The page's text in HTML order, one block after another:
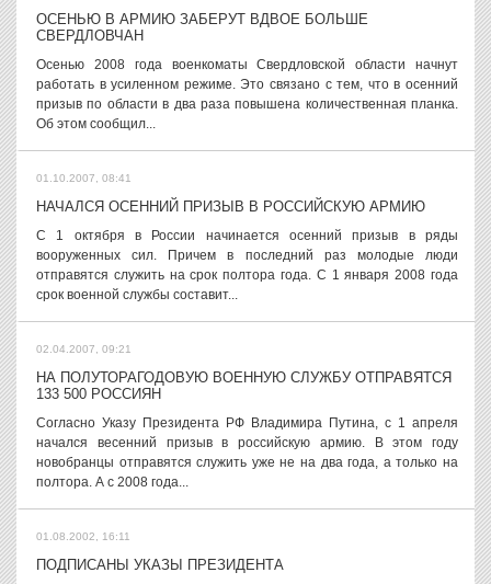
ОСЕНЬЮ В АРМИЮ ЗАБЕРУТ ВДВОЕ БОЛЬШЕ
СВЕРДЛОВЧАН
Осенью 2008 года военкоматы Свердловской области начнут
работать в усиленном режиме. Это связано с тем, что в осенний
призыв по области в два раза повышена количественная планка.
Об этом сообщил...
01.10.2007, 08:41
НАЧАЛСЯ ОСЕННИЙ ПРИЗЫВ В РОССИЙСКУЮ АРМИЮ
С 1 октября в России начинается осенний призыв в ряды
вооруженных сил. Причем в последний раз молодые люди
отправятся служить на срок полтора года. С 1 января 2008 года
срок военной службы составит...
02.04.2007, 09:21
НА ПОЛУТОРАГОДОВУЮ ВОЕННУЮ СЛУЖБУ ОТПРАВЯТСЯ
133 500 РОССИЯН
Согласно Указу Президента РФ Владимира Путина, с 1 апреля
начался весенний призыв в российскую армию. В этом году
новобранцы отправятся служить уже не на два года, а только на
полтора. А с 2008 года...
01.08.2002, 16:11
ПОДПИСАНЫ УКАЗЫ ПРЕЗИДЕНТА